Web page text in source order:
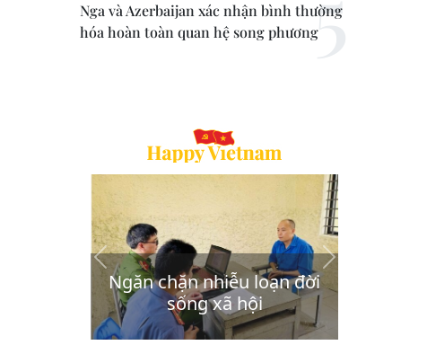
Nga và Azerbaijan xác nhận bình thường
hóa hoàn toàn quan hệ song phương